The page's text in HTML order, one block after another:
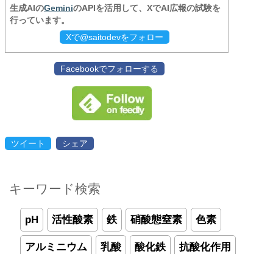
生成AIのGeminiのAPIを活用して、XでAI広報の試験を
行っています。
Xで@saitodevをフォロー
Facebookでフォローする
ツイート シェア
キーワード検索
pH 活性酸素 鉄 硝酸態窒素 色素
アルミニウム 乳酸 酸化鉄 抗酸化作用